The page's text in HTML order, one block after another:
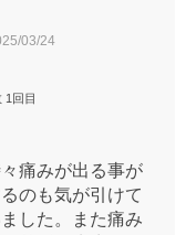
03/24
1回目
痛みが出る事が
のも気が引けて
した。また痛み